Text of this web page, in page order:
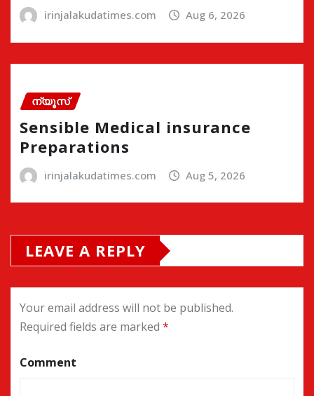
irinjalakudatimes.com Aug 6, 2026
ന്യൂസ്
Sensible Medical insurance
Preparations
irinjalakudatimes.com Aug 5, 2026
LEAVE A REPLY
Your email address will not be published.
Required fields are marked *
Comment